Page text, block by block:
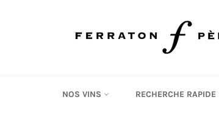
NOS VINS RECHERCHE RAPIDE